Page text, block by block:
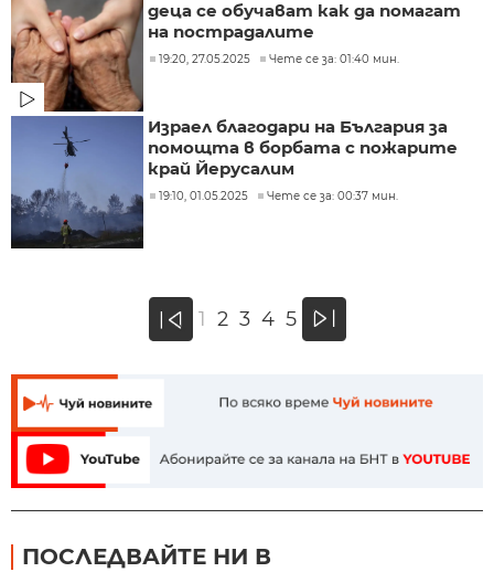
деца се обучават как да помагат
на пострадалите
19:20, 27.05.2025 Чете се за: 01:40 мин.
Израел благодари на България за
помощта в борбата с пожарите
край Йерусалим
19:10, 01.05.2025 Чете се за: 00:37 мин.
« 1 2 3 4 5 »
ПОСЛЕДВАЙТЕ НИ В